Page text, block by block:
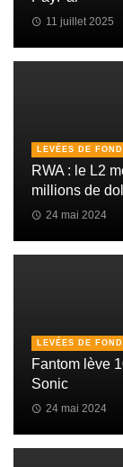
11 juillet 2025
LEVÉES DE
RWA : le L2
millions de
24 mai 2024
LEVÉES DE
Fantom lève
Sonic
24 mai 2024